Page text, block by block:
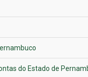
do Estado de